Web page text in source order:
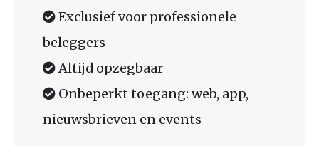
Exclusief voor professionele
beleggers
Altijd opzegbaar
Onbeperkt toegang: web, app,
nieuwsbrieven en events